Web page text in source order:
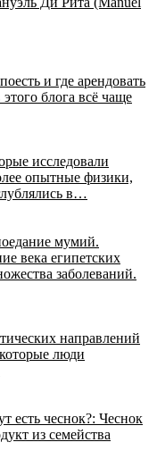
и где арендовать
блога всё чаще
исследовали
опытные физики,
в…
мумий.
века египетских
заболеваний.
направлений
люди
есть чеснок?: Чеснок
из семейства